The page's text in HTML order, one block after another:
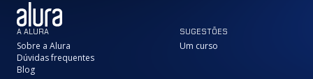
A ALURA
Sobre a Alura
Dúvidas frequentes
Blog
SUGESTÕES
Um curso